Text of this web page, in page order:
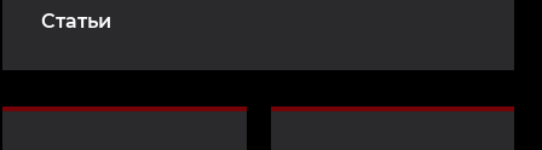
Статьи